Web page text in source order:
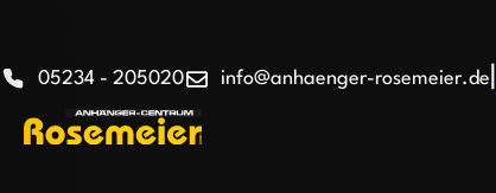
05234 - 205020 info@anhaenger-rosemeier.de